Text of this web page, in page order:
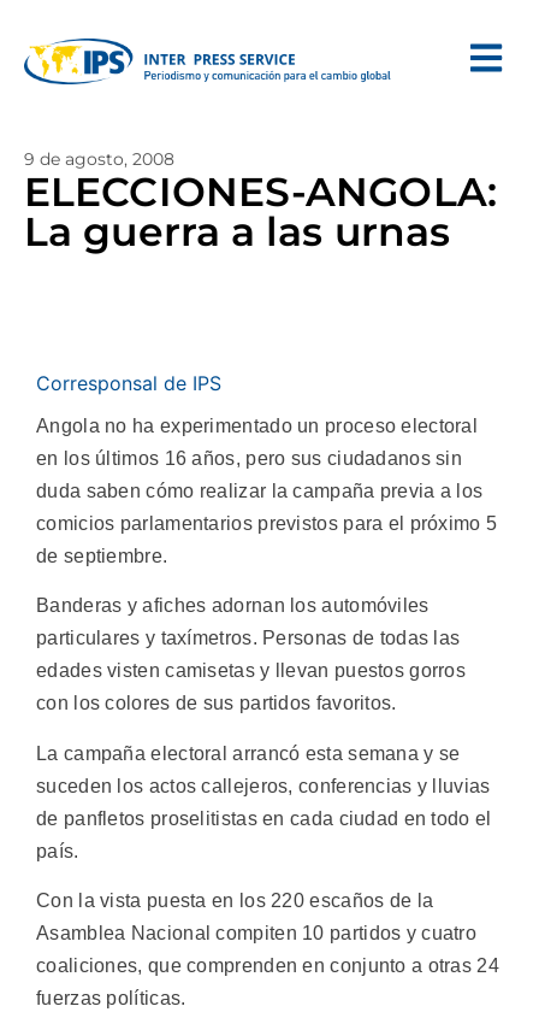
9 de agosto, 2008
ELECCIONES-ANGOLA:
La guerra a las urnas
Corresponsal de IPS
Angola no ha experimentado un proceso electoral
en los últimos 16 años, pero sus ciudadanos sin
duda saben cómo realizar la campaña previa a los
comicios parlamentarios previstos para el próximo 5
de septiembre.
Banderas y afiches adornan los automóviles
particulares y taxímetros. Personas de todas las
edades visten camisetas y llevan puestos gorros
con los colores de sus partidos favoritos.
La campaña electoral arrancó esta semana y se
suceden los actos callejeros, conferencias y lluvias
de panfletos proselitistas en cada ciudad en todo el
país.
Con la vista puesta en los 220 escaños de la
Asamblea Nacional compiten 10 partidos y cuatro
coaliciones, que comprenden en conjunto a otras 24
fuerzas políticas.